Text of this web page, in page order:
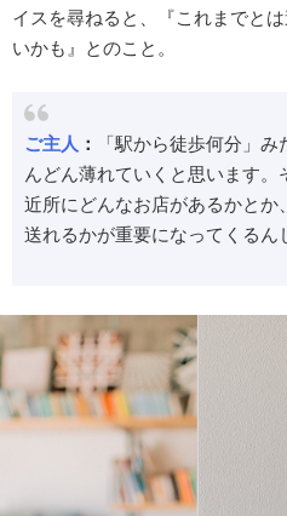
イスを尋ねると、『これまでと
いかも』とのこと。
ご主人 ：
「駅から徒歩何分」
んどん薄れていくと思います。
近所にどんなお店があるかとか
送れるかが重要になってくるん